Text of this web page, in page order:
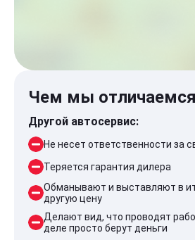
Чем мы
Другой автосервис:
Не несет ответственности за
Теряется гарантия дилера
Обманывают и выставляют в
другую цену
Делают вид, что проводят
деле просто берут деньги